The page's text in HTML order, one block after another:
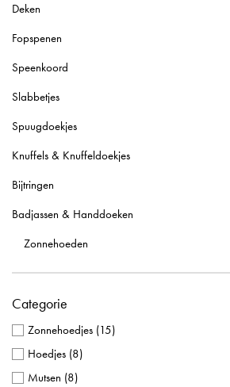
Deken
Fopspenen
Speenkoord
Slabbetjes
Spuugdoekjes
Knuffels & Knuffeldoekjes
Bijtringen
Badjassen & Handdoeken
Zonnehoeden
Categorie
Zonnehoedjes (15)
Hoedjes (8)
Mutsen (8)